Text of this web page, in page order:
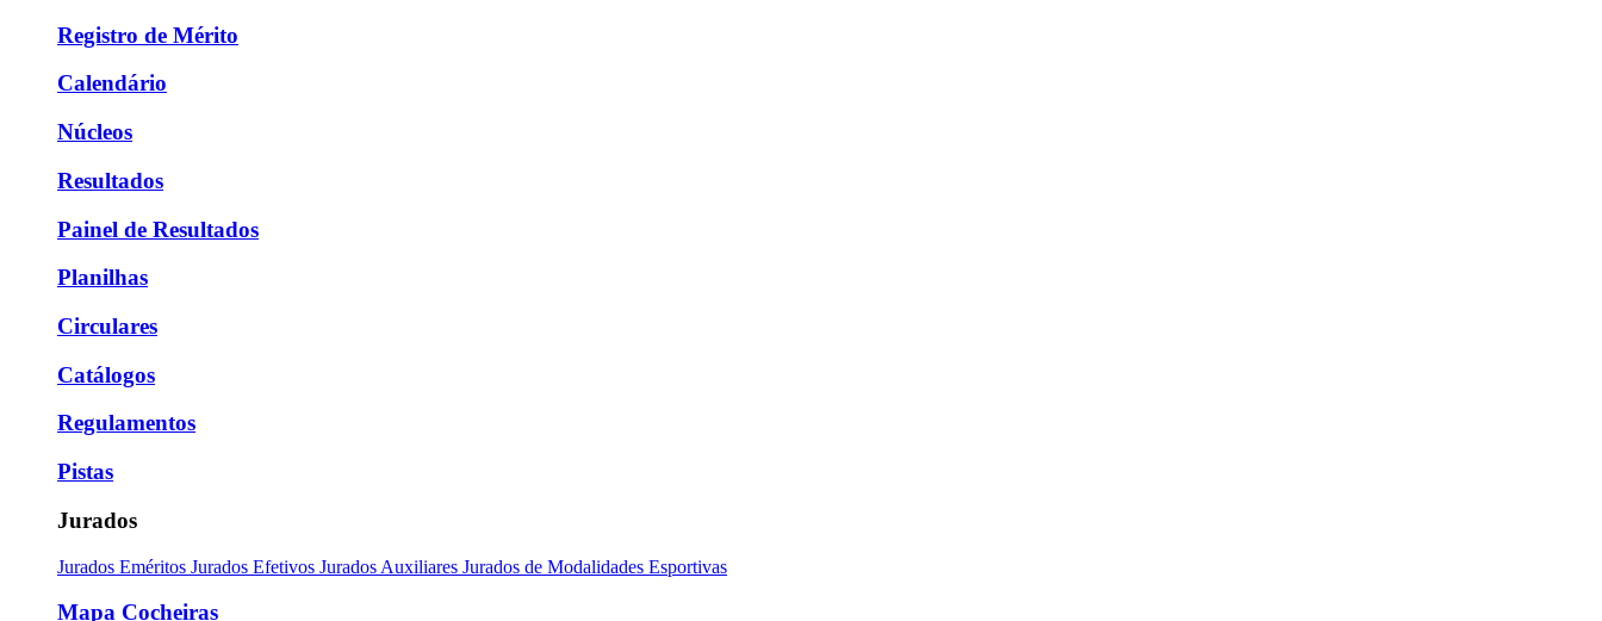
Registro de Mérito
Calendário
Núcleos
Resultados
Painel de Resultados
Planilhas
Circulares
Catálogos
Regulamentos
Pistas
Jurados
Jurados Eméritos Jurados Efetivos Jurados Auxiliares Jurados de Modalidades Esportivas
Mapa Cocheiras